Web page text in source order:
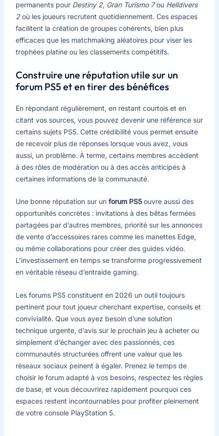
permanents pour Destiny 2, Gran Turismo 7ou Helldivers
2où les joueurs recrutent quotidiennement. Ces espaces
facilitent la création de groupes cohérents, bien plus
efficaces que les matchmaking aléatoires pour viser les
trophées platine ou les classements compétitifs.
Construire une réputation utile sur un
forum PS5 et en tirer des bénéfices
En répondant régulièrement, en restant courtois et en
citant vos sources, vous pouvez devenir une référence sur
certains sujets PS5. Cette crédibilité vous permet ensuite
de recevoir plus de réponses lorsque vous avez, vous
aussi, un problème. À terme, certains membres accèdent
à des rôles de modération ou à des accès anticipés à
certaines informations de la communauté.
Une bonne réputation sur un forum PS5ouvre aussi des
opportunités concrètes : invitations à des bêtas fermées
partagées par d’autres membres, priorité sur les annonces
de vente d’accessoires rares comme les manettes Edge,
ou même collaborations pour créer des guides vidéo.
L’investissement en temps se transforme progressivement
en véritable réseau d’entraide gaming.
Les forums PS5 constituent en 2026 un outil toujours
pertinent pour tout joueur cherchant expertise, conseils et
convivialité. Que vous ayez besoin d’une solution
technique urgente, d’avis sur le prochain jeu à acheter ou
simplement d’échanger avec des passionnés, ces
communautés structurées offrent une valeur que les
réseaux sociaux peinent à égaler. Prenez le temps de
choisir le forum adapté à vos besoins, respectez les règles
de base, et vous découvrirez rapidement pourquoi ces
espaces restent incontournables pour profiter pleinement
de votre console PlayStation 5.